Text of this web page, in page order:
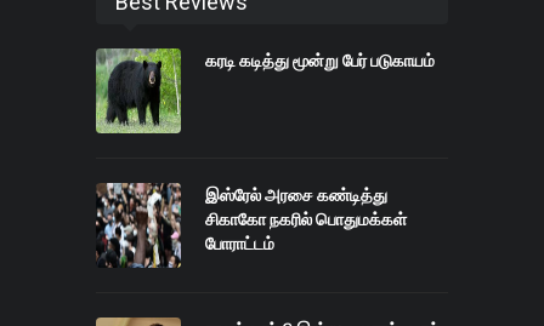
கரடி கடித்து மூன்று பேர் படுகாயம்
இஸ்ரேல் அரசை கண்டித்து
சிகாகோ நகரில் பொதுமக்கள்
போராட்டம்